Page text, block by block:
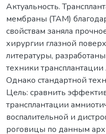
Актуальность.
мембраны (ТАМ)
свойствам заняла
хирургии глазной
литературы,
техники
Однако стандартной
Цель: сравнить
трансплантации
воспалительной и
роговицы по данным